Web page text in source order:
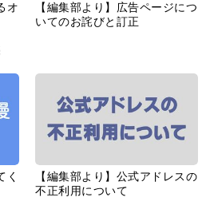
オ
【編集部より】広告ページにつ
いてのお詫びと訂正
く
【編集部より】公式アドレスの
不正利用について